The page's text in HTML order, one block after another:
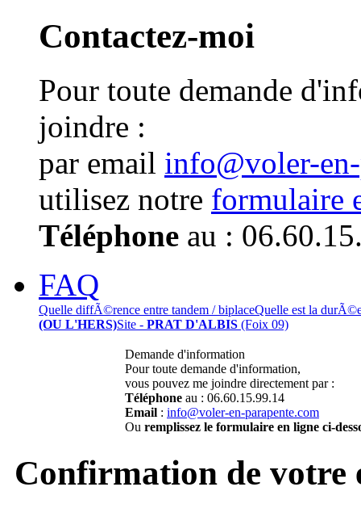
Contactez-moi
Pour toute demande
joindre :
par email info@voler-
utilisez notre formulaire
Téléphone au :
FAQ
Quelle diffÃ©rence entre tandem / biplaceQuelle est la
(OU L'HERS)Site - PRAT D'ALBIS (Foix 09)
Demande d'information
Pour toute demande d'information,
vous pouvez me joindre directement par :
Téléphone au : 06.60.15.99.14
Email : info@voler-en-parapente.com
Ou remplissez le formulaire en ligne ci-
Confirmation de votre